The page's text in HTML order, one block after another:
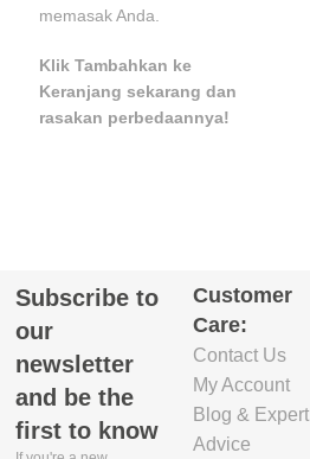
memasak Anda.
Klik Tambahkan ke
Keranjang sekarang dan
rasakan perbedaannya!
Subscribe to
our
newsletter
and be the
first to know
Customer
Care:
Contact Us
My Account
Blog & Expert
Advice